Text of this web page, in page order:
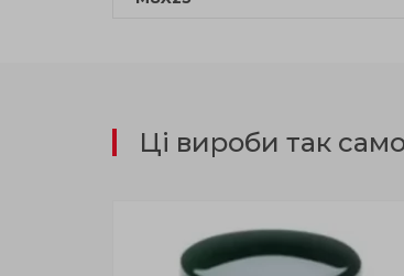
Ці вироби так